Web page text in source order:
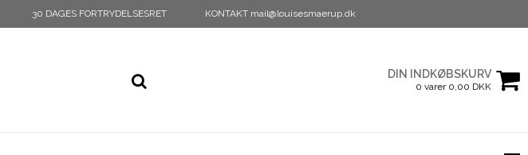
30 DAGES FORTRYDELSESRET KONTAKT mail@louisesmaerup.dk
DIN INDKØBSKURV
0 varer 0,00 DKK